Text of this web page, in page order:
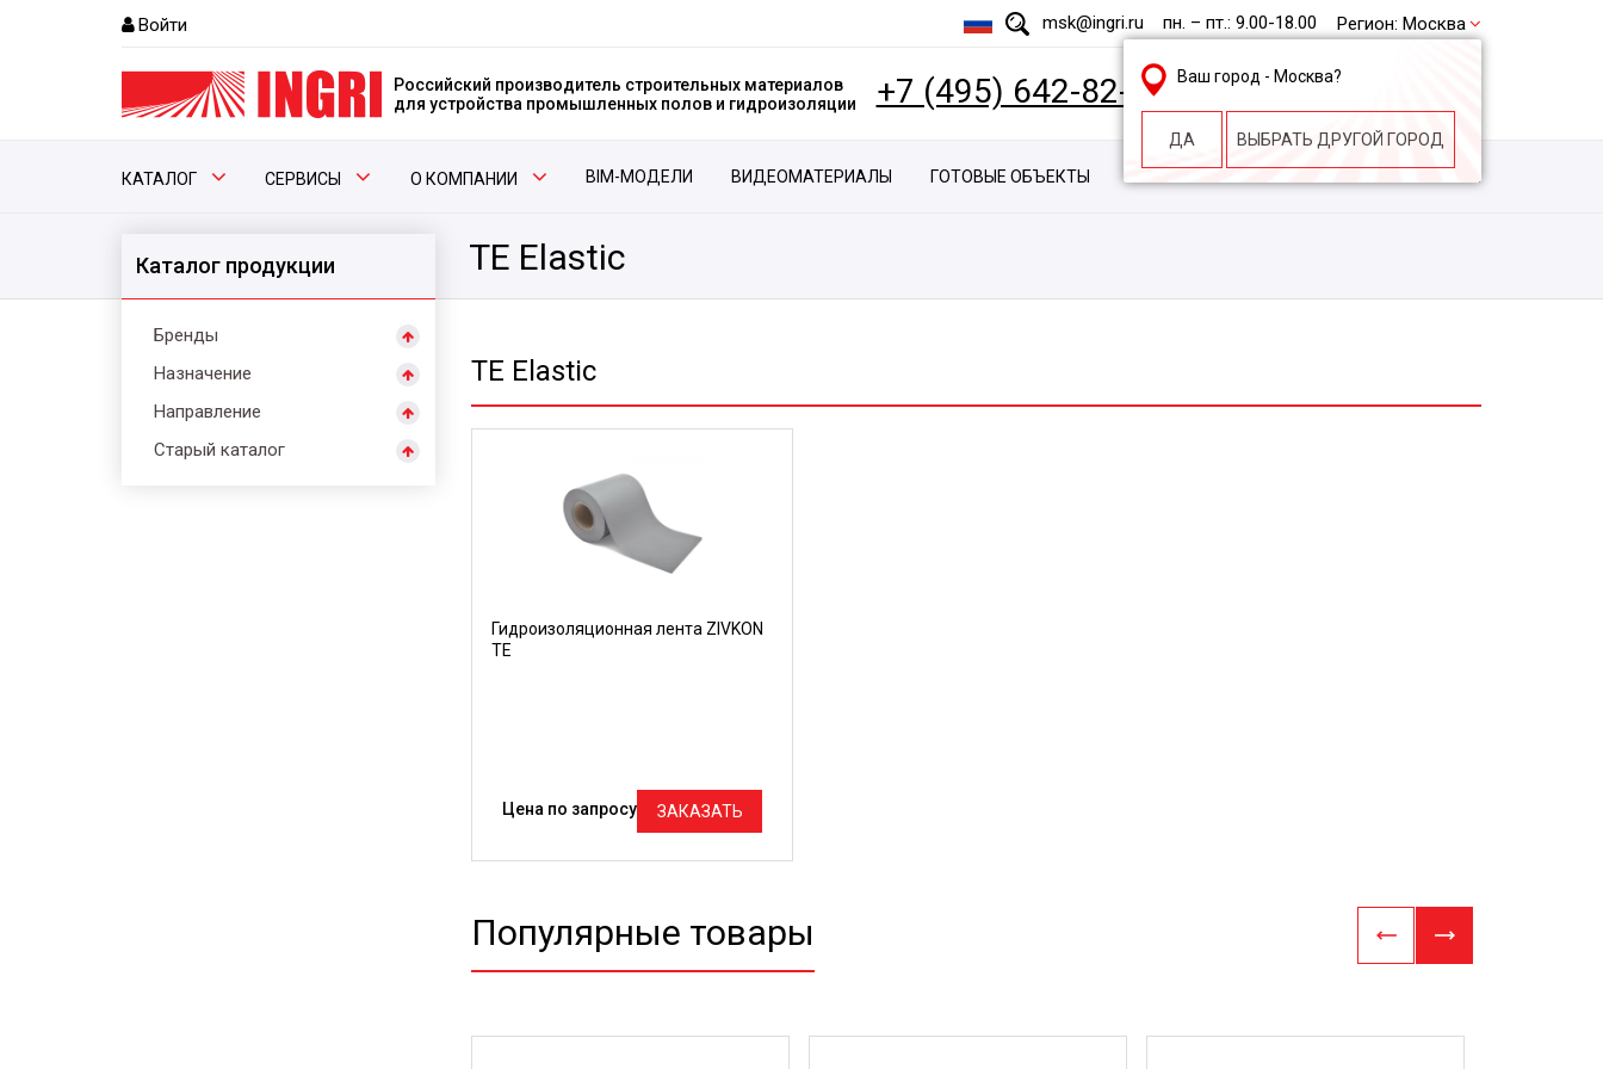
Войти msk@ingri.ru пн. – пт.: 9.00-18.00 Регион: Москва
Ваш город - Москва?
ДА ВЫБРАТЬ ДРУГОЙ ГОРОД
Российский производитель строительных материалов
для устройства промышленных полов и гидроизоляции
+7 (495) 642-82-62
КАТАЛОГ СЕРВИСЫ О КОМПАНИИ BIM-МОДЕЛИ ВИДЕОМАТЕРИАЛЫ ГОТОВЫЕ ОБЪЕКТЫ
TE Elastic
Каталог продукции
Бренды
Назначение
Направление
Старый каталог
TE Elastic
Гидроизоляционная лента ZIVKON
TE
Цена по запросу ЗАКАЗАТЬ
Популярные товары